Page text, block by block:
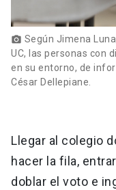
photo_camera Según Jimena
UC, las personas con
en su entorno, de
César Dellepiane.
Llegar al colegio
hacer la fila,
doblar el voto e